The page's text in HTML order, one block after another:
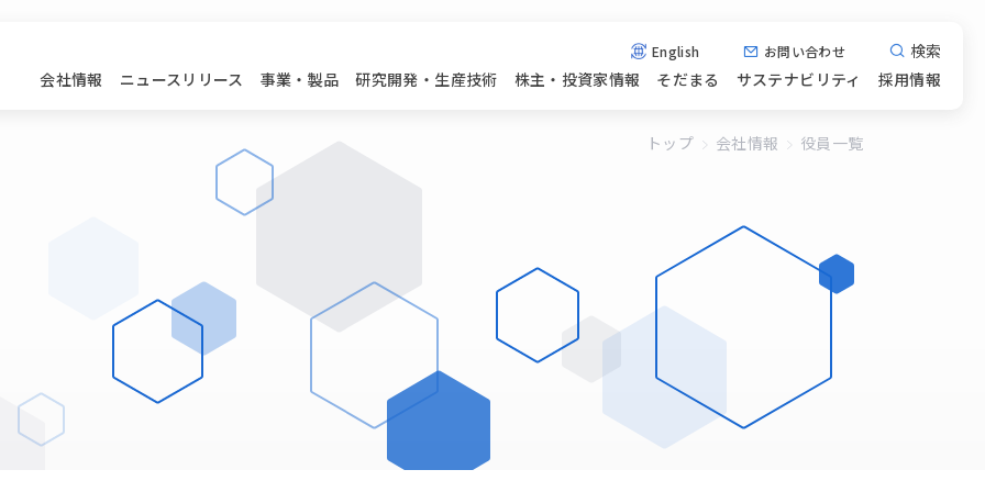
English お問い合わせ
検索
会社情報
ニュースリリース 事業・製品 研究開発・生産技術 株主・投資家情報 そだまる サステナビリティ 採用情報
トップ 会社情報 役員一覧